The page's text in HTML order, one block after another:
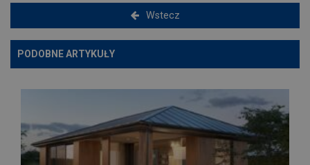
Wstecz
PODOBNE ARTYKUŁY